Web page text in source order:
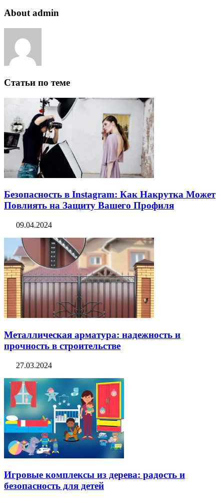
About admin
Статьи по теме
Безопасность в Instagram: Как Накрутка Может
Повлиять на Защиту Вашего Профиля
09.04.2024
Металлическая арматура: надежность и
прочность в строительстве
27.03.2024
Игровые комплексы из дерева: радость и
безопасность для детей